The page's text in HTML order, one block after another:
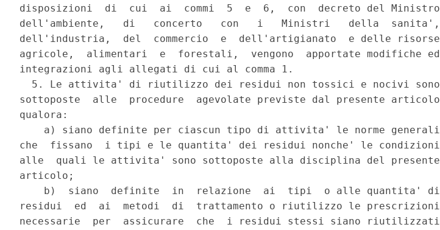
disposizioni  di  cui  ai  commi  5  e  6,  con  decreto del Ministro
dell'ambiente,   di   concerto   con   i   Ministri   della  sanita',
dell'industria,  del  commercio  e  dell'artigianato  e delle risorse
agricole,  alimentari  e  forestali,  vengono  apportate modifiche ed
integrazioni agli allegati di cui al comma 1.
  5. Le attivita' di riutilizzo dei residui non tossici e nocivi sono
sottoposte  alle  procedure  agevolate previste dal presente articolo
qualora:
    a) siano definite per ciascun tipo di attivita' le norme generali
che  fissano  i tipi e le quantita' dei residui nonche' le condizioni
alle  quali le attivita' sono sottoposte alla disciplina del presente
articolo;
    b)  siano  definite  in  relazione  ai  tipi  o alle quantita' di
residui  ed  ai  metodi  di  trattamento o riutilizzo le prescrizioni
necessarie  per  assicurare  che  i residui stessi siano riutilizzati